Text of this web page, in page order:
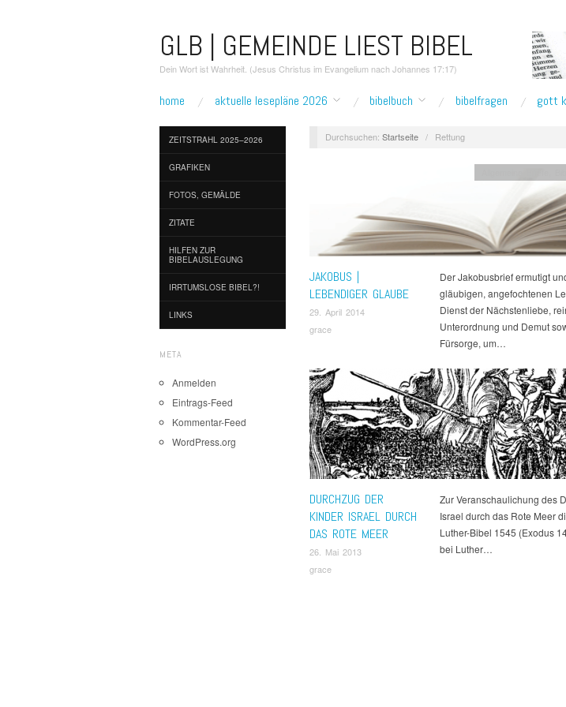
GLB | GEMEINDE LIEST BIBEL
Dein Wort ist Wahrheit. (Jesus Christus im Evangelium nach Johannes 17:17)
home aktuelle lesepläne 2026 bibelbuch bibelfragen gott
ZEITSTRAHL 2025–2026
GRAFIKEN
FOTOS, GEMÄLDE
ZITATE
HILFEN ZUR
BIBELAUSLEGUNG
IRRTUMSLOSE BIBEL?!
LINKS
META
Anmelden
Eintrags-Feed
Kommentar-Feed
WordPress.org
Durchsuchen: Startseite / Rettung
JAKOBUS |
LEBENDIGER GLAUBE
29. April 2014
grace
Der Jakobusbrief ermutigt
gläubigen, angefochtenen
Dienst der Nächstenliebe,
Unterordnung und Demut
Fürsorge, um…
DURCHZUG DER
KINDER ISRAEL DURCH
DAS ROTE MEER
26. Mai 2013
grace
Zur Veranschaulichung des
Israel durch das Rote Meer
Luther-Bibel 1545 (Exodus
bei Luther…